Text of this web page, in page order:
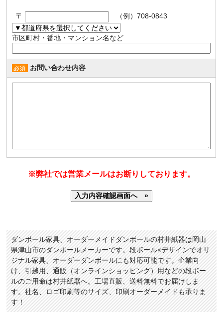
〒 （例）708-0843
市区町村・番地・マンション名など
お問い合わせ内容
※弊社では営業メールはお断りしております。
ダンボール家具、オーダーメイドダンボールの村井紙器は岡山
県津山市のダンボールメーカーです。段ボール×デザインでオリ
ジナル家具、オーダーダンボールにも対応可能です。企業向
け、引越用、通販（オンラインショッピング）用などの段ボー
ルのご用命は村井紙器へ。工場直販、送料無料でお届けしま
す。社名、ロゴ印刷等のサイズ、印刷オーダーメイドも承りま
す！